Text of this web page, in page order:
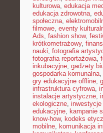
kulturowa, edukacja
edukacja zdrowotna,
społeczna,
filmowe, eventy
Ads, fashion show,
krótkometrażowy,
nauki, fotografia
fotografia reportażowa,
inkubacyjne, gadżety
gospodarka komunalna,
gry edukacyjne offline,
infrastruktura cyfrowa,
instalacje artystyczne,
ekologiczne, inwestycje
edukacyjne, kampanie
know-how, kodeks
mobilne, komunikacja